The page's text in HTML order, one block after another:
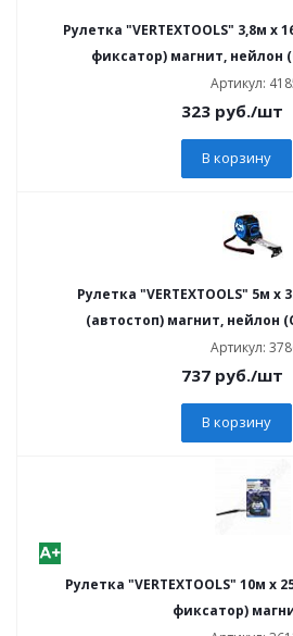
Рулетка "VERTEXTOOLS" 3,8м х
фиксатор) магнит, нейлон
Артикул:
323 руб./шт
В корзину
Рулетка "VERTEXTOOLS" 5м
(автостоп) магнит, нейлон
Артикул:
737 руб./шт
В корзину
Рулетка "VERTEXTOOLS" 10м х
фиксатор)